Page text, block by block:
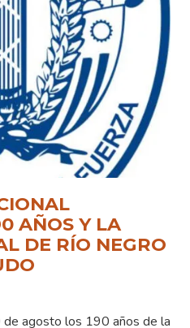
AÑOS Y LA
DE RÍO NEGRO
agosto los 190 años de la